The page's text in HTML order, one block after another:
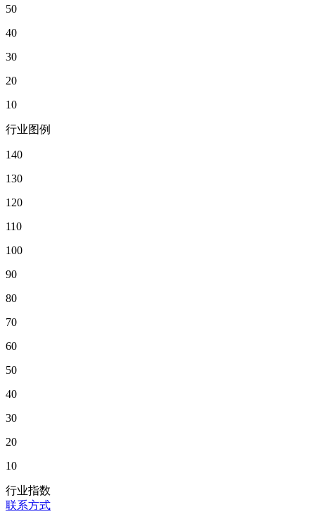
50
40
30
20
10
行业图例
140
130
120
110
100
90
80
70
60
50
40
30
20
10
行业指数
联系方式